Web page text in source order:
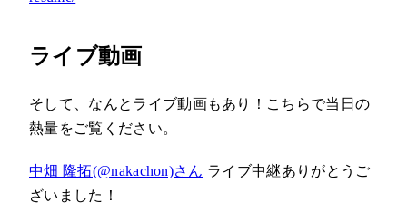
ライブ動画
そして、なんとライブ動画もあり！こちらで当日の
熱量をご覧ください。
中畑 隆拓(@nakachon)さん ライブ中継ありがとうご
ざいました！